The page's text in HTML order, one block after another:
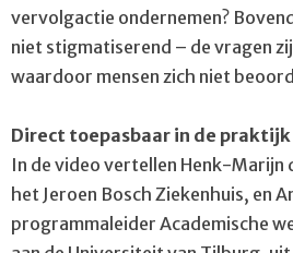
vervolgactie ondernemen?
niet stigmatiserend – de vragen
waardoor mensen zich niet
Direct toepasbaar in de praktijk
In de video vertellen Henk-Marijn
het Jeroen Bosch Ziekenhuis, en
programmaleider Academische